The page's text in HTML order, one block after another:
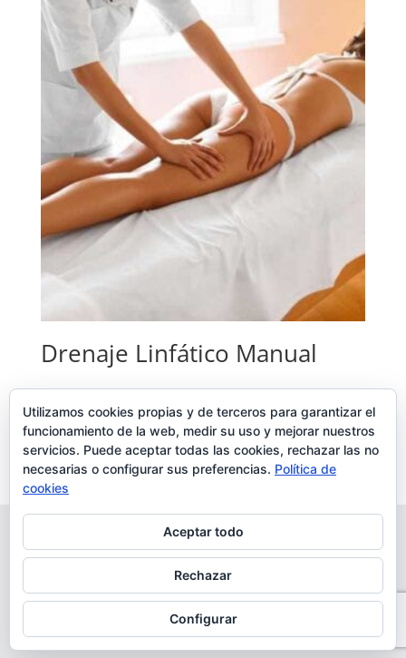
Drenaje Linfático Manual
Seleccionar opciones
45,00€–200,00€
Política de cookies
Política de Privacidad
Envíos y devoluciones
Términos y condiciones
Desarrollo realizado porempresa de desarrollo web
Zaragoza
Utilizamos cookies propias y de terceros para garantizar el
funcionamiento de la web, medir su uso y mejorar nuestros
servicios. Puede aceptar todas las cookies, rechazar las no
necesarias o configurar sus preferencias. Política de
cookies
Aceptar todo
Rechazar
Configurar